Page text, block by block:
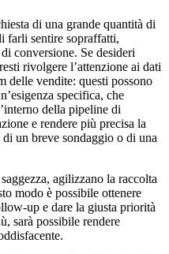
di una grande quantità di
farli sentire sopraffatti,
conversione. Se desideri
rivolgere l’attenzione ai dati
delle vendite: questi possono
specifica, che
della pipeline di
e rendere più precisa la
un breve sondaggio o di una
agilizzano la raccolta
modo è possibile ottenere
up e dare la giusta priorità
sarà possibile rendere